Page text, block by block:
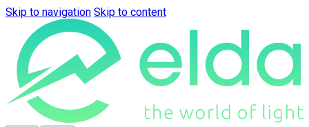
Skip to navigation Skip to content